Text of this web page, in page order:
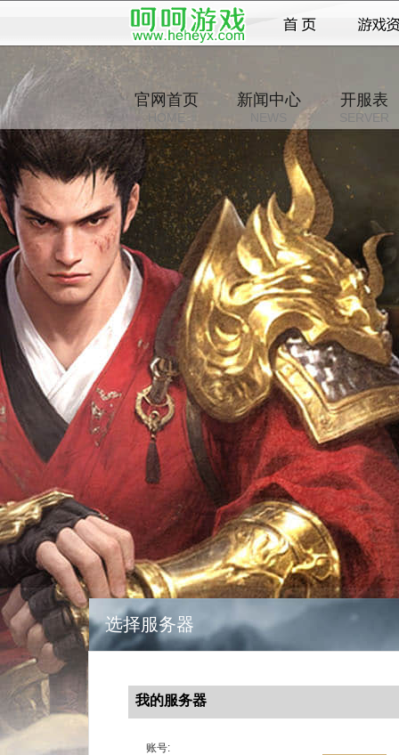
官网首页
HOME
新闻中心
NEWS
开服表
SERVER
选择服务器
我的服务器
账号: